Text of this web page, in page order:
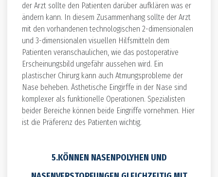
der Arzt sollte den Patienten darüber aufklären was er
ändern kann. In diesem Zusammenhang sollte der Arzt
mit den vorhandenen technologischen 2-dimensionalen
und 3-dimensionalen visuellen Hilfsmitteln dem
Patienten veranschaulichen, wie das postoperative
Erscheinungsbild ungefähr aussehen wird. Ein
plastischer Chirurg kann auch Atmungsprobleme der
Nase beheben. Ästhetische Eingirffe in der Nase sind
komplexer als funktionelle Operationen. Spezialisten
beider Bereiche können beide Eingriffe vornehmen. Hier
ist die Präferenz des Patienten wichtig.
5.KÖNNEN NASENPOLYHEN UND